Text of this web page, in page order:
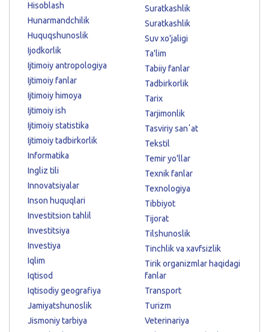
Hisoblash
Hunarmandchilik
Huquqshunoslik
Ijodkorlik
Ijtimoiy antropologiya
Ijtimoiy fanlar
Ijtimoiy himoya
Ijtimoiy ish
Ijtimoiy statistika
Ijtimoiy tadbirkorlik
Informatika
Ingliz tili
Innovatsiyalar
Inson huquqlari
Investitsion tahlil
Investitsiya
Investiya
Iqlim
Iqtisod
Iqtisodiy geografiya
Jamiyatshunoslik
Jismoniy tarbiya
Suratkashlik
Suratkashlik
Suv xo'jaligi
Ta'lim
Tabiiy fanlar
Tadbirkorlik
Tarix
Tarjimonlik
Tasviriy sanʼat
Tekstil
Temir yo'llar
Texnik fanlar
Texnologiya
Tibbiyot
Tijorat
Tilshunoslik
Tinchlik va xavfsizlik
Tirik organizmlar haqidagi
fanlar
Transport
Turizm
Veterinariya